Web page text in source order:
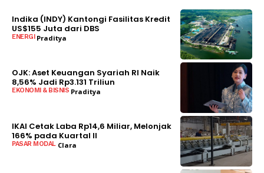
Indika (INDY) Kantongi Fasilitas Kredit
US$155 Juta dari DBS
ENERGI Praditya
OJK: Aset Keuangan Syariah RI Naik
8,56% Jadi Rp3.131 Triliun
EKONOMI & BISNIS Praditya
IKAI Cetak Laba Rp14,6 Miliar, Melonjak
166% pada Kuartal II
PASAR MODAL Clara